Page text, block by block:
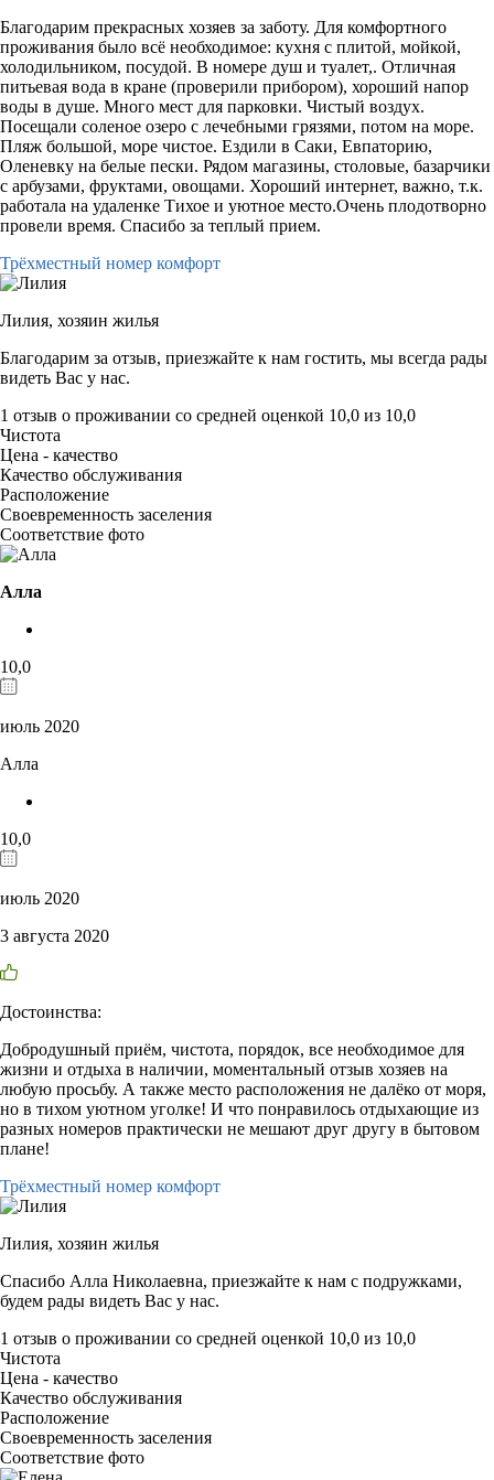
Благодарим прекрасных хозяев за заботу. Для комфортного
проживания было всё необходимое: кухня с плитой, мойкой,
холодильником, посудой. В номере душ и туалет,. Отличная
питьевая вода в кране (проверили прибором), хороший напор
воды в душе. Много мест для парковки. Чистый воздух.
Посещали соленое озеро с лечебными грязями, потом на море.
Пляж большой, море чистое. Ездили в Саки, Евпаторию,
Оленевку на белые пески. Рядом магазины, столовые, базарчики
с арбузами, фруктами, овощами. Хороший интернет, важно, т.к.
работала на удаленке Тихое и уютное место.Очень плодотворно
провели время. Спасибо за теплый прием.
Трёхместный номер комфорт
Лилия, хозяин жилья
Благодарим за отзыв, приезжайте к нам гостить, мы всегда рады
видеть Вас у нас.
1 отзыв о проживании со средней оценкой 10,0 из 10,0
Чистота
Цена - качество
Качество обслуживания
Расположение
Своевременность заселения
Соответствие фото
Алла
10,0
июль 2020
Алла
10,0
июль 2020
3 августа 2020
Достоинства:
Добродушный приём, чистота, порядок, все необходимое для
жизни и отдыха в наличии, моментальный отзыв хозяев на
любую просьбу. А также место расположения не далёко от моря,
но в тихом уютном уголке! И что понравилось отдыхающие из
разных номеров практически не мешают друг другу в бытовом
плане!
Трёхместный номер комфорт
Лилия, хозяин жилья
Спасибо Алла Николаевна, приезжайте к нам с подружками,
будем рады видеть Вас у нас.
1 отзыв о проживании со средней оценкой 10,0 из 10,0
Чистота
Цена - качество
Качество обслуживания
Расположение
Своевременность заселения
Соответствие фото